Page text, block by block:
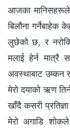
आजका मानिसहरूले
बिलौना गर्नेबाहेक
लुछेको छ, र
मलाई हेर्न मात्रै
अवस्थाबाट उम्कन
मेरो दयाको ऋण
खाँदै कसरी
मेरो अगाडि